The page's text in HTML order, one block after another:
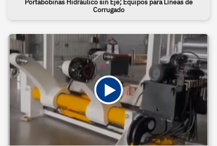
Portabobinas Hidráulico sin Eje; Equipos para Líneas de
Corrugado